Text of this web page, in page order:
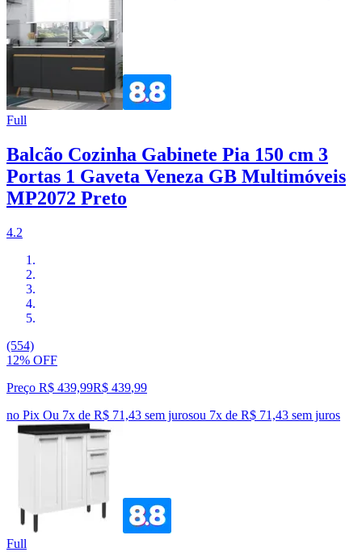
Full
Balcão Cozinha Gabinete Pia 150 cm 3
Portas 1 Gaveta Veneza GB Multimóveis
MP2072 Preto
4.2
(554)
12% OFF
Preço R$ 439,99R$ 439,99
no Pix Ou 7x de R$ 71,43 sem jurosou 7x de R$ 71,43 sem juros
Full